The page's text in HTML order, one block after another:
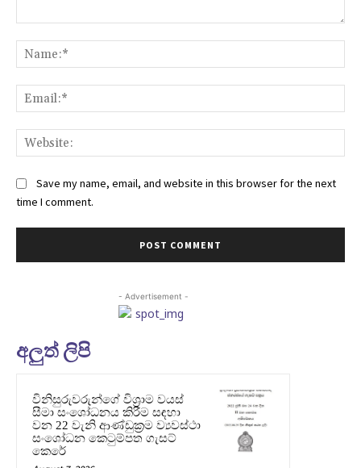
Save my name, email, and website in this browser for the next
time I comment.
- Advertisement -
අලුත් ලිපි
විනිසුරුවරුන්ගේ විශ්‍රාම වයස්
සීමා සංශෝධනය කිරීම සඳහා
වන 22 වැනි ආණ්ඩුක්‍රම ව්‍යවස්ථා
සංශෝධන කෙටුම්පත ගැසට්
කෙරේ